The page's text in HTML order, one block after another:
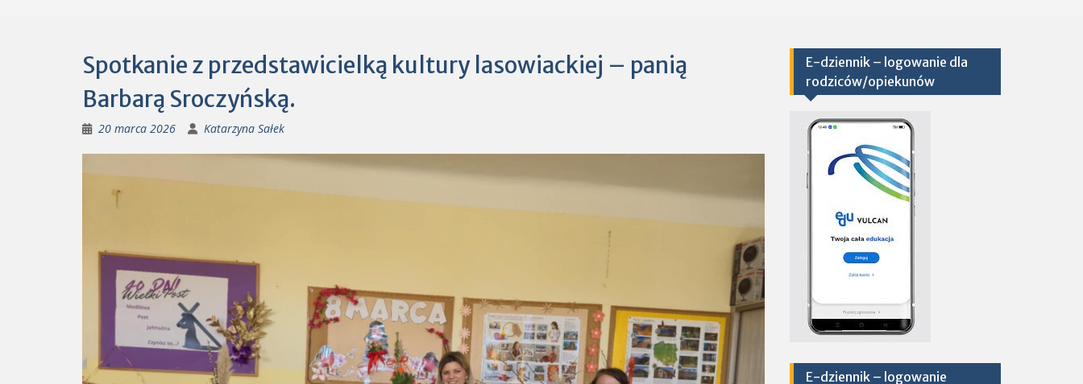
Spotkanie z przedstawicielką kultury lasowiackiej – panią
Barbarą Sroczyńską.
20 marca 2026 Katarzyna Sałek
E-dziennik – logowanie dla
rodziców/opiekunów
E-dziennik – logowanie